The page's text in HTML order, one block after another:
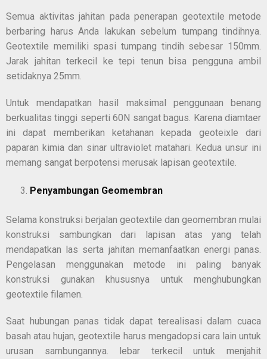
Semua aktivitas jahitan pada penerapan geotextile metode
berbaring harus Anda lakukan sebelum tumpang tindihnya.
Geotextile memiliki spasi tumpang tindih sebesar 150mm.
Jarak jahitan terkecil ke tepi tenun bisa pengguna ambil
setidaknya 25mm.
Untuk mendapatkan hasil maksimal penggunaan benang
berkualitas tinggi seperti 60N sangat bagus. Karena diamtaer
ini dapat memberikan ketahanan kepada geoteixle dari
paparan kimia dan sinar ultraviolet matahari. Kedua unsur ini
memang sangat berpotensi merusak lapisan geotextile.
Penyambungan Geomembran
Selama konstruksi berjalan geotextile dan geomembran mulai
konstruksi sambungkan dari lapisan atas yang telah
mendapatkan las serta jahitan memanfaatkan energi panas.
Pengelasan menggunakan metode ini paling banyak
konstruksi gunakan khususnya untuk menghubungkan
geotextile filamen.
Saat hubungan panas tidak dapat terealisasi dalam cuaca
basah atau hujan, geotextile harus mengadopsi cara lain untuk
urusan sambungannya. lebar terkecil untuk menjahit